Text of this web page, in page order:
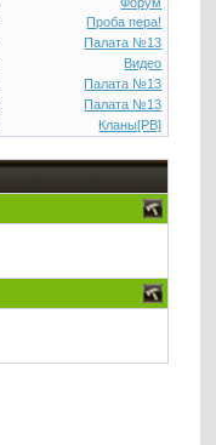
Проба пера!
Палата №13
Видео
Палата №13
Палата №13
Кланы[PB]